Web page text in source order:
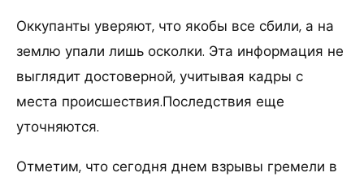
Оккупанты уверяют, что якобы все сбили, а на
землю упали лишь осколки. Эта информация не
выглядит достоверной, учитывая кадры с
места происшествия.Последствия еще
уточняются.
Отметим, что сегодня днем взрывы гремели в